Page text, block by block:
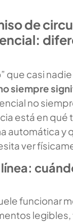
de
que casi
siempre
no
está en qué
automática y
ver
funcionar
legibles,